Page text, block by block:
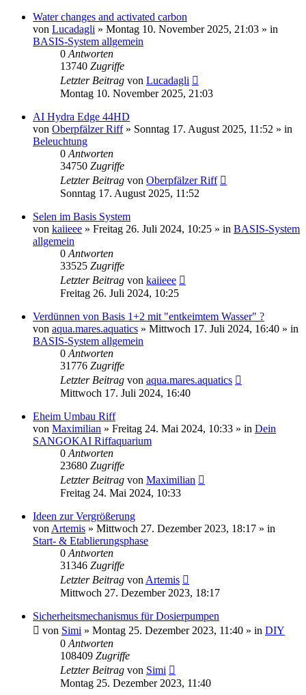
Water changes and activated carbon
von Lucadagli » Montag 10. November 2025, 21:03 » in
BASIS-System allgemein
0 Antworten
13740 Zugriffe
Letzter Beitrag von Lucadagli
Montag 10. November 2025, 21:03
AI Hydra Edge 44HD
von Oberpfälzer Riff» Sonntag 17. August 2025, 11:52 » in
Beleuchtung
0 Antworten
34750 Zugriffe
Letzter Beitrag von Oberpfälzer Riff
Sonntag 17. August 2025, 11:52
Selen im Basis System
von kaiieee » Freitag 26. Juli 2024, 10:25 » in BASIS-System
allgemein
0 Antworten
33525 Zugriffe
Letzter Beitrag von kaiieee
Freitag 26. Juli 2024, 10:25
Verdünnen von Basis 1+2 mit "entkeimtem Wasser" ?
von aqua.mares.aquatics » Mittwoch 17. Juli 2024, 16:40 » in
BASIS-System allgemein
0 Antworten
31776 Zugriffe
Letzter Beitrag von aqua.mares.aquatics
Mittwoch 17. Juli 2024, 16:40
Eheim Umbau Riff
von Maximilian » Freitag 24. Mai 2024, 10:33 » in Dein
SANGOKAI Riffaquarium
0 Antworten
23680 Zugriffe
Letzter Beitrag von Maximilian
Freitag 24. Mai 2024, 10:33
Ideen zur Vergrößerung
von Artemis » Mittwoch 27. Dezember 2023, 18:17 » in
Start- & Etablierungsphase
0 Antworten
31346 Zugriffe
Letzter Beitrag von Artemis
Mittwoch 27. Dezember 2023, 18:17
Sicherheitsmechanismus für Dosierpumpen
von Simi » Montag 25. Dezember 2023, 11:40 » in DIY
0 Antworten
108409 Zugriffe
Letzter Beitrag von Simi
Montag 25. Dezember 2023, 11:40